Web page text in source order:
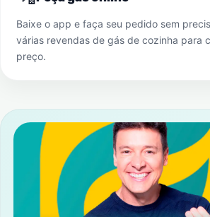
Baixe o app e faça seu pedido sem
várias revendas de gás de cozinha para
preço.